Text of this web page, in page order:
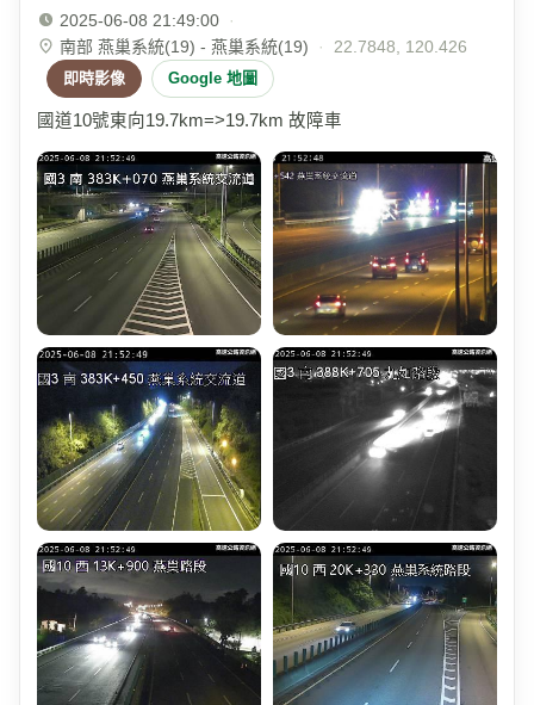
2025-06-08 21:49:00
·
南部 燕巢系統(19) - 燕巢系統(19)
· 22.7848, 120.426
即時影像 Google 地圖
國道10號東向19.7km=>19.7km 故障車